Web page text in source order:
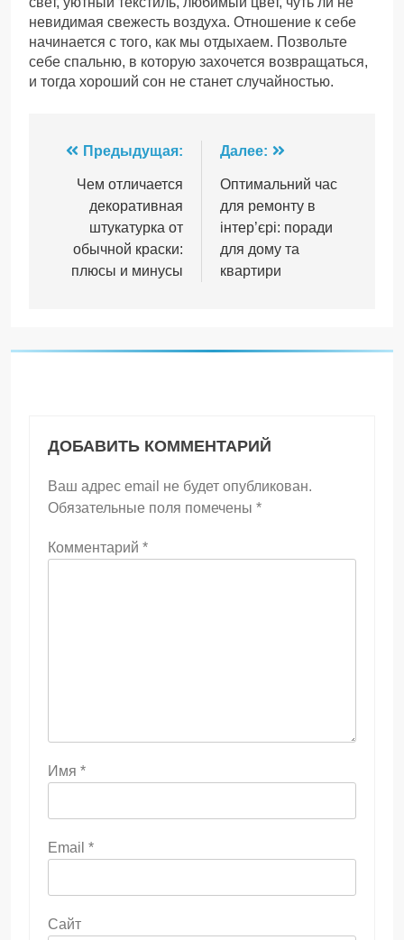
невидимая свежесть воздуха. Отношение к себе
начинается с того, как мы отдыхаем. Позвольте
себе спальню, в которую захочется возвращаться,
и тогда хороший сон не станет случайностью.
Навигация
записям
Предыдущая:
Чем отличается
декоративная
штукатурка от
обычной краски:
плюсы и минусы
Далее:
Оптимальний час
для ремонту в
інтер’єрі: поради
для дому та
квартири
ДОБАВИТЬ КОММЕНТАРИЙ
Ваш адрес email не будет опубликован.
Обязательные поля помечены *
Комментарий *
Имя *
Email *
Сайт